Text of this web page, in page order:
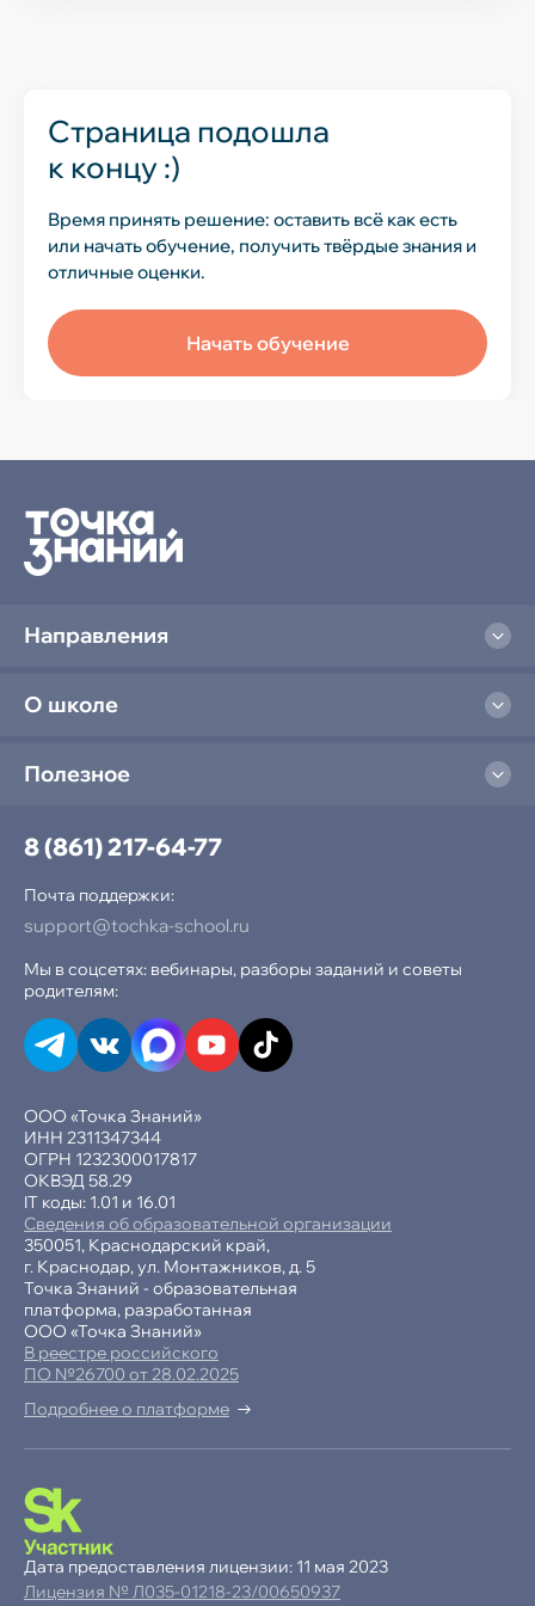
Страница подошла
к концу :)
Время принять решение: оставить всё как есть
или начать обучение, получить твёрдые знания и
отличные оценки.
Начать обучение
−10% при оплате в рассрочку
ООО «Точка Знаний»
ИНН 2311347344
ОГРН 1232300017817
ОКВЭД 58.29
IT коды: 1.01 и 16.01
Сведения об образовательной организации
350051, Краснодарский край,
г. Краснодар, ул. Монтажников, д. 5
Точка Знаний - образовательная
платформа, разработанная
ООО «Точка Знаний»
В реестре российского
ПО №26700 от 28.02.2025
Подробнее о платформе
Направления
О школе
Полезное
8 (861) 217-64-77
Почта поддержки:
support@tochka-school.ru
Мы в соцсетях: вебинары, разборы заданий и советы
родителям:
Дата предоставления лицензии: 11 мая 2023
Лицензия № Л035-01218-23/00650937